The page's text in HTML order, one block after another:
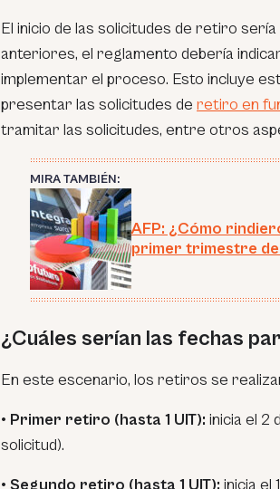
El inicio de las solicitudes de retiro sería
anteriores, el reglamento debería
implementar el proceso. Esto incluye
presentar las solicitudes de retiro en
tramitar las solicitudes, entre otros
MIRA TAMBIÉN:
AFP: ¿Cómo
primer trimestre
¿Cuáles serían las fechas
En este escenario, los retiros se
• Primer retiro (hasta 1 UIT): inicia el 2
solicitud).
• Segundo retiro (hasta 1 UIT): inicia el